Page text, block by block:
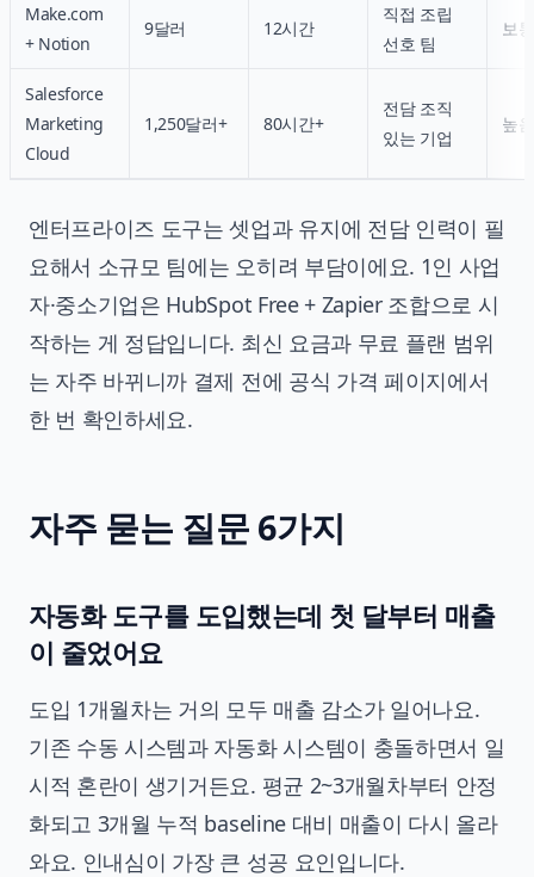
Make.com
+ Notion
9달러 12시간
직접 조립
선호 팀
보통
Salesforce
Marketing
Cloud
1,250달러+ 80시간+
전담 조직
있는 기업
높음
엔터프라이즈 도구는 셋업과 유지에 전담 인력이 필
요해서 소규모 팀에는 오히려 부담이에요. 1인 사업
자·중소기업은 HubSpot Free + Zapier 조합으로 시
작하는 게 정답입니다. 최신 요금과 무료 플랜 범위
는 자주 바뀌니까 결제 전에 공식 가격 페이지에서
한 번 확인하세요.
자주 묻는 질문 6가지
자동화 도구를 도입했는데 첫 달부터 매출
이 줄었어요
도입 1개월차는 거의 모두 매출 감소가 일어나요.
기존 수동 시스템과 자동화 시스템이 충돌하면서 일
시적 혼란이 생기거든요. 평균 2~3개월차부터 안정
화되고 3개월 누적 baseline 대비 매출이 다시 올라
와요. 인내심이 가장 큰 성공 요인입니다.